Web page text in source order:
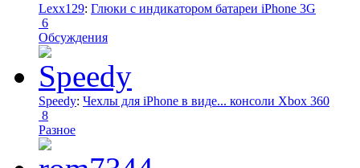
Lexx129: Глюки с индикатором батареи iPhone 3G
6
Обсуждения
Speedy: Чехлы для iPhone в виде... консоли Xbox 360
8
Разное